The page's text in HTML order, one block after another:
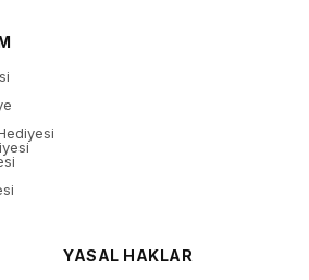
YASAL HAKLAR